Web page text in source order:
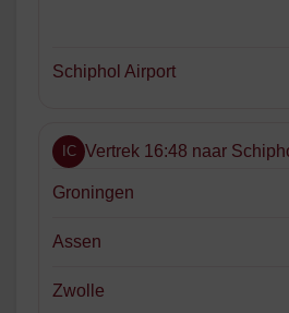
Schiphol Airport
IC Vertrek 16:48 naar
Groningen
Assen
Zwolle